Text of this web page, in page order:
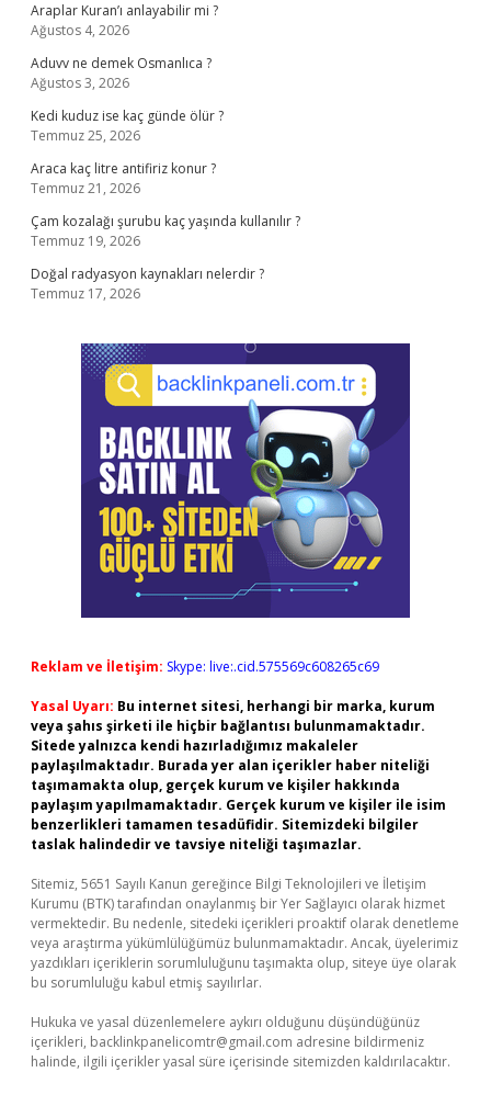
Araplar Kuran’ı anlayabilir mi ?
Ağustos 4, 2026
Aduvv ne demek Osmanlıca ?
Ağustos 3, 2026
Kedi kuduz ise kaç günde ölür ?
Temmuz 25, 2026
Araca kaç litre antifiriz konur ?
Temmuz 21, 2026
Çam kozalağı şurubu kaç yaşında kullanılır ?
Temmuz 19, 2026
Doğal radyasyon kaynakları nelerdir ?
Temmuz 17, 2026
Reklam ve İletişim: Skype: live:.cid.575569c608265c69
Yasal Uyarı: Bu internet sitesi, herhangi bir marka, kurum
veya şahıs şirketi ile hiçbir bağlantısı bulunmamaktadır.
Sitede yalnızca kendi hazırladığımız makaleler
paylaşılmaktadır. Burada yer alan içerikler haber niteliği
taşımamakta olup, gerçek kurum ve kişiler hakkında
paylaşım yapılmamaktadır. Gerçek kurum ve kişiler ile isim
benzerlikleri tamamen tesadüfidir. Sitemizdeki bilgiler
taslak halindedir ve tavsiye niteliği taşımazlar.
Sitemiz, 5651 Sayılı Kanun gereğince Bilgi Teknolojileri ve İletişim
Kurumu (BTK) tarafından onaylanmış bir Yer Sağlayıcı olarak hizmet
vermektedir. Bu nedenle, sitedeki içerikleri proaktif olarak denetleme
veya araştırma yükümlülüğümüz bulunmamaktadır. Ancak, üyelerimiz
yazdıkları içeriklerin sorumluluğunu taşımakta olup, siteye üye olarak
bu sorumluluğu kabul etmiş sayılırlar.
Hukuka ve yasal düzenlemelere aykırı olduğunu düşündüğünüz
içerikleri, backlinkpanelicomtr@gmail.com adresine bildirmeniz
halinde, ilgili içerikler yasal süre içerisinde sitemizden kaldırılacaktır.